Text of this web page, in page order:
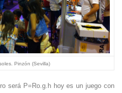
Pinzón (Sevilla)
será P=Ro.g.h hoy es un juego con